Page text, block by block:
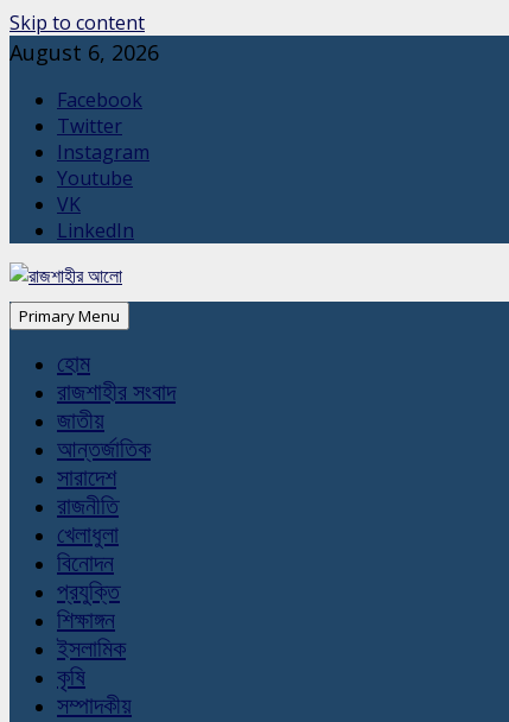
Skip to content
August 6, 2026
Facebook
Twitter
Instagram
Youtube
VK
LinkedIn
Primary Menu
হোম
রাজশাহীর সংবাদ
জাতীয়
আন্তর্জাতিক
সারাদেশ
রাজনীতি
খেলাধুলা
বিনোদন
প্রযুক্তি
শিক্ষাঙ্গন
ইসলামিক
কৃষি
সম্পাদকীয়